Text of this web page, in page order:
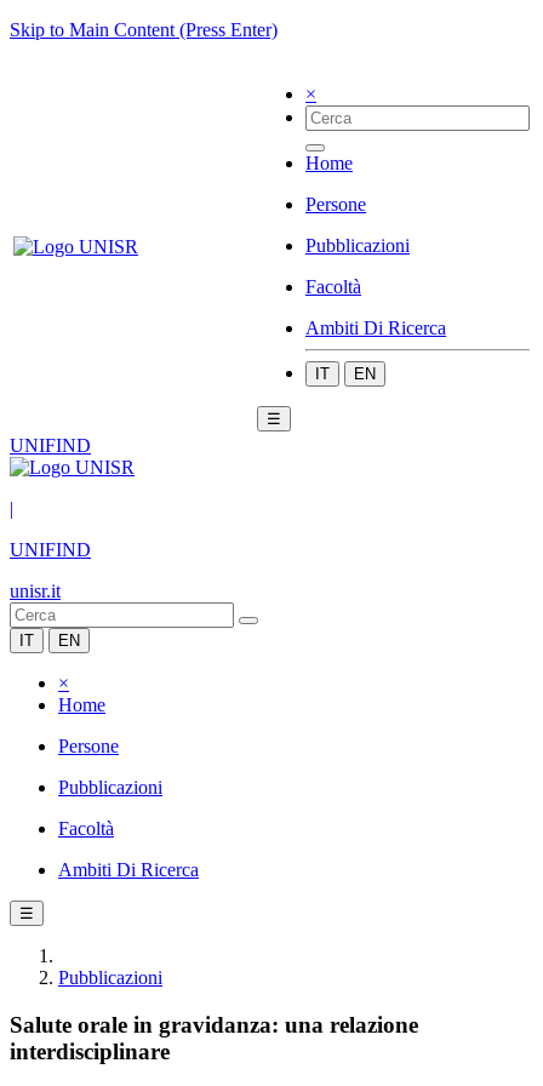
Skip to Main Content (Press Enter)
×
Home
Persone
Pubblicazioni
Facoltà
Ambiti Di Ricerca
IT EN
☰
UNIFIND
|
UNIFIND
unisr.it
IT EN
×
Home
Persone
Pubblicazioni
Facoltà
Ambiti Di Ricerca
☰
Pubblicazioni
Salute orale in gravidanza: una relazione
interdisciplinare